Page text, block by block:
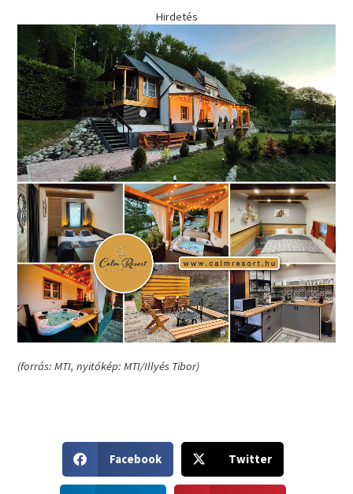
Hirdetés
(forrás: MTI, nyitókép: MTI/Illyés Tibor)
h
a
Facebook
h
a
Twitter